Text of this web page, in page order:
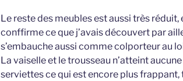
Le reste des meubles est aussi très réduit,
conffirme ce que j’avais découvert par
s’embauche aussi comme colporteur au
La vaiselle et le trousseau n’atteint
serviettes ce qui est encore plus